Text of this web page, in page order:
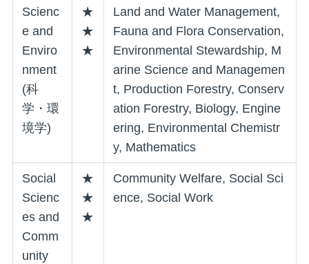
Scienc
e and
Enviro
nment
(科
学・環
境学)
★
★
★
Land and Water Management,
Fauna and Flora Conservation,
Environmental Stewardship, M
arine Science and Managemen
t, Production Forestry, Conserv
ation Forestry, Biology, Engine
ering, Environmental Chemistr
y, Mathematics
Social
Scienc
es and
Comm
unity
★
★
★
Community Welfare, Social Sci
ence, Social Work